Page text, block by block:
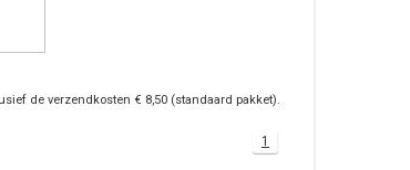
de verzendkosten € 8,50 (standaard pakket).
1